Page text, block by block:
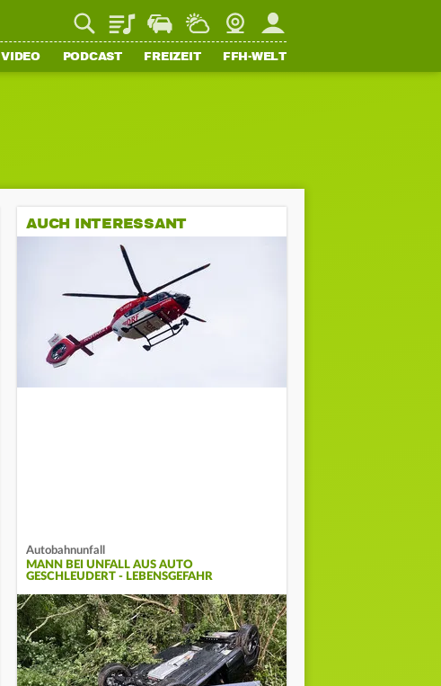
PlaylistStaupilotWetterWebcamMein FFH
VIDEO PODCAST FREIZEIT FFH-WELT
AUCH INTERESSANT
Autobahnunfall
MANN BEI UNFALL AUS AUTO
GESCHLEUDERT - LEBENSGEFAHR